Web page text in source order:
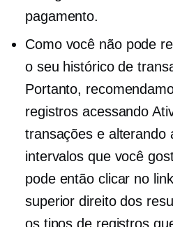
pagamento.
Como você não pode
o seu histórico de
Portanto,
registros acessando
transações e alterando
intervalos que você
pode então clicar no
superior direito dos
os tipos de registros